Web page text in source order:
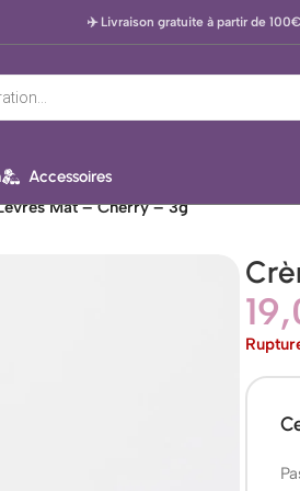
✈️ Livraison gratuite à partir de 100€
Accessoires
Mat – Cherry – 3g